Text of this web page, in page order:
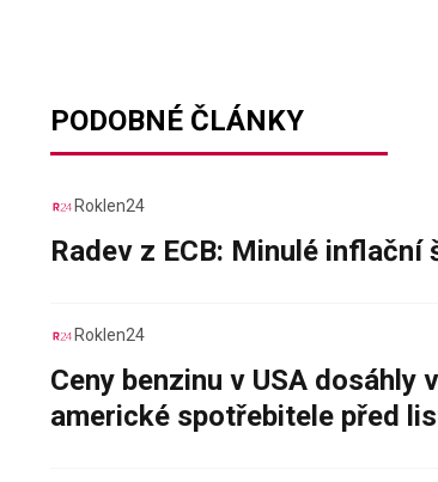
PODOBNÉ ČLÁNKY
Roklen24
Radev z ECB: Minulé inflační
Roklen24
Ceny benzinu v USA
americké spotřebitele před